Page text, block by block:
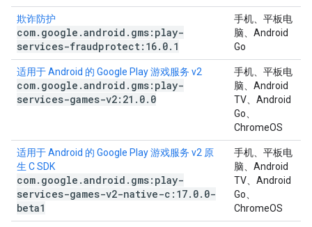
欺诈防护
com. google .android . gms:play-
services-fraudprotect:16. 0. 1
手机、平板电
脑、Android
Go
适用于 Android 的 Google Play 游戏服务 v2
com. google .android . gms:play-
services-games-v2:21 . 0. 0
手机、平板电
脑、Android
TV、Android
Go、
ChromeOS
适用于 Android 的 Google Play 游戏服务 v2 原
生 C SDK
com. google .android . gms:play-
services-games-v2-native-c:17. 0. 0-
beta1
手机、平板电
脑、Android
TV、Android
Go、
ChromeOS